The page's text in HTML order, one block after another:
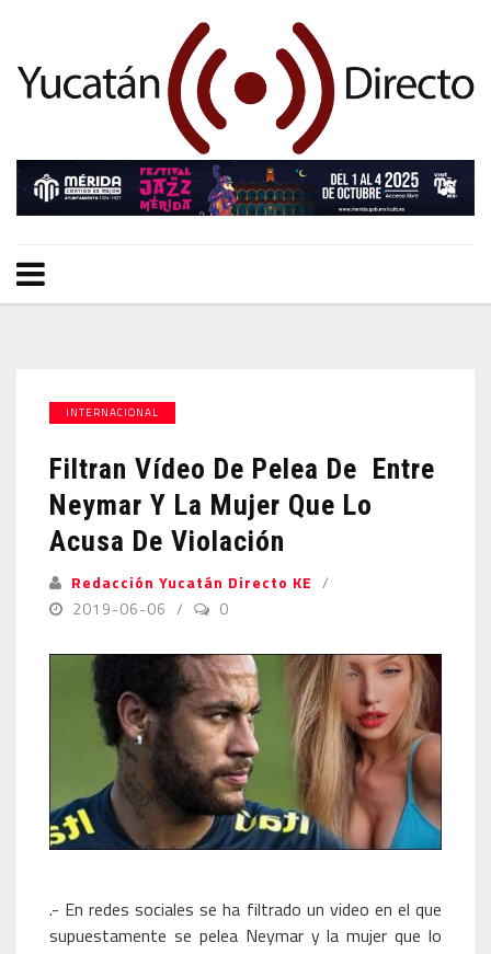
INTERNACIONAL
Filtran Vídeo De Pelea De Entre
Neymar Y La Mujer Que Lo
Acusa De Violación
Redacción Yucatán Directo KE
2019-06-06
0
.- En redes sociales se ha filtrado un video en el que
supuestamente se pelea Neymar y la mujer que lo